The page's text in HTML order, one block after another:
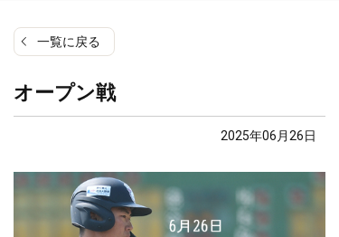
一覧に戻る
オープン戦
2025年06月26日